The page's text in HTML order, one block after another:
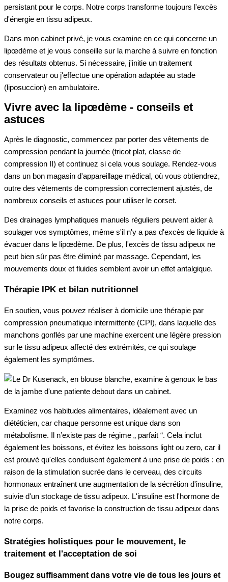
persistant pour le corps. Notre corps transforme toujours l'excès
d'énergie en tissu adipeux.
Dans mon cabinet privé, je vous examine en ce qui concerne un
lipœdème et je vous conseille sur la marche à suivre en fonction
des résultats obtenus. Si nécessaire, j'initie un traitement
conservateur ou j'effectue une opération adaptée au stade
(liposuccion) en ambulatoire.
Vivre avec la lipœdème - conseils et
astuces
Après le diagnostic, commencez par porter des vêtements de
compression pendant la journée (tricot plat, classe de
compression II) et continuez si cela vous soulage. Rendez-vous
dans un bon magasin d'appareillage médical, où vous obtiendrez,
outre des vêtements de compression correctement ajustés, de
nombreux conseils et astuces pour utiliser le corset.
Des drainages lymphatiques manuels réguliers peuvent aider à
soulager vos symptômes, même s'il n'y a pas d'excès de liquide à
évacuer dans le lipœdème. De plus, l'excès de tissu adipeux ne
peut bien sûr pas être éliminé par massage. Cependant, les
mouvements doux et fluides semblent avoir un effet antalgique.
Thérapie IPK et bilan nutritionnel
En soutien, vous pouvez réaliser à domicile une thérapie par
compression pneumatique intermittente (CPI), dans laquelle des
manchons gonflés par une machine exercent une légère pression
sur le tissu adipeux affecté des extrémités, ce qui soulage
également les symptômes.
Examinez vos habitudes alimentaires, idéalement avec un
diététicien, car chaque personne est unique dans son
métabolisme. Il n’existe pas de régime „ parfait “. Cela inclut
également les boissons, et évitez les boissons light ou zero, car il
est prouvé qu'elles conduisent également à une prise de poids : en
raison de la stimulation sucrée dans le cerveau, des circuits
hormonaux entraînent une augmentation de la sécrétion d'insuline,
suivie d'un stockage de tissu adipeux. L'insuline est l'hormone de
la prise de poids et favorise la construction de tissu adipeux dans
notre corps.
Stratégies holistiques pour le mouvement, le
traitement et l'acceptation de soi
Bougez suffisamment dans votre vie de tous les jours et